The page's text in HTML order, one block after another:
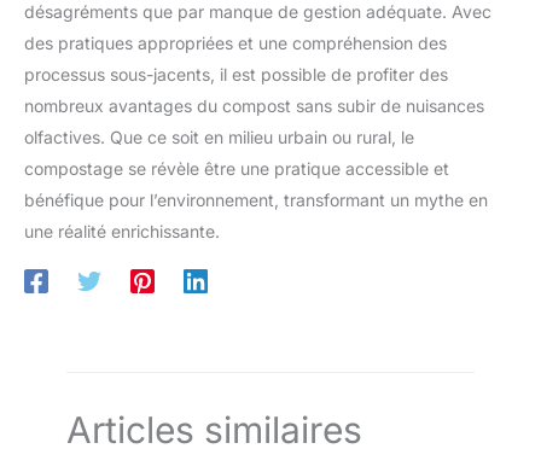
désagréments que par manque de gestion adéquate. Avec
des pratiques appropriées et une compréhension des
processus sous-jacents, il est possible de profiter des
nombreux avantages du compost sans subir de nuisances
olfactives. Que ce soit en milieu urbain ou rural, le
compostage se révèle être une pratique accessible et
bénéfique pour l’environnement, transformant un mythe en
une réalité enrichissante.
Articles similaires